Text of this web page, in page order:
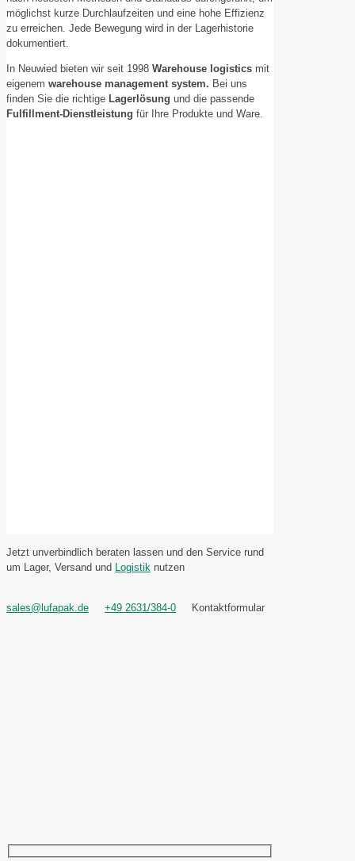
möglichst kurze Durchlaufzeiten und eine hohe Effizienz
zu erreichen. Jede Bewegung wird in der Lagerhistorie
dokumentiert.
In Neuwied bieten wir seit 1998 Warehouse logistics mit
eigenem warehouse management system. Bei uns
finden Sie die richtige Lagerlösung und die passende
Fulfillment-Dienstleistung für Ihre Produkte und Ware.
Jetzt unverbindlich beraten lassen und den Service rund
um Lager, Versand und Logistik nutzen
sales@lufapak.de +49 2631/384-0 Kontaktformular